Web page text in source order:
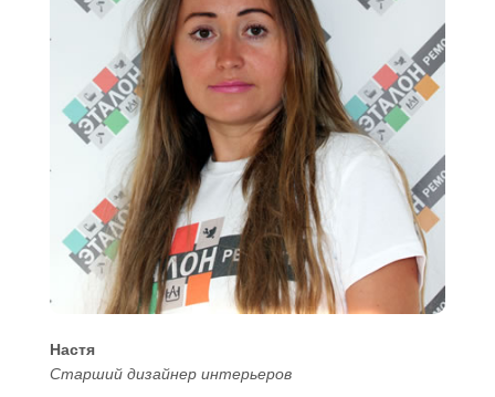
Настя
Старший дизайнер интерьеров